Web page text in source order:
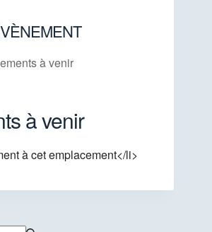
à venir
à venir
à cet emplacement</li>